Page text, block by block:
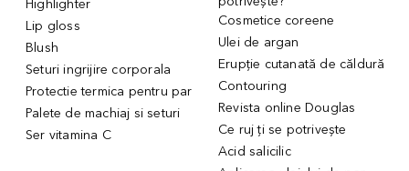
Highlighter
Lip gloss
Blush
Seturi ingrijire corporala
Protectie termica pentru par
Palete de machiaj si seturi
Ser vitamina C
Cosmetice coreene
Ulei de argan
Erupție cutanată de căldură
Contouring
Revista online Douglas
Ce ruj ți se potrivește
Acid salicilic